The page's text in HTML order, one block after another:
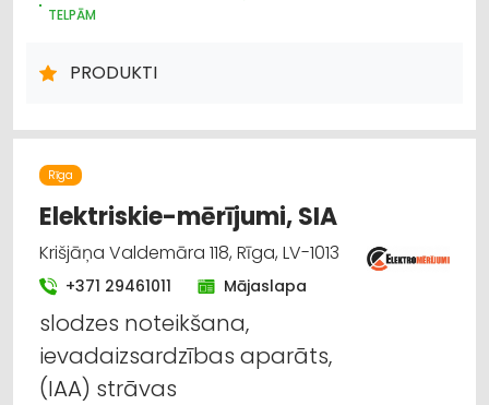
TELPĀM
DŪMVADI, TO IZGATAVOŠANA, UZSTĀDĪŠANA
PRODUKTI
Rīga
Elektriskie-mērījumi, SIA
Krišjāņa Valdemāra 118, Rīga, LV-1013
+371 29461011 Mājaslapa
slodzes noteikšana,
ievadaizsardzības aparāts,
(IAA) strāvas